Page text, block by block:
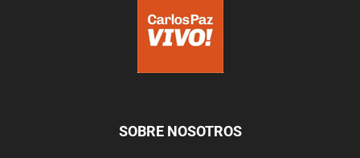
SOBRE NOSOTROS